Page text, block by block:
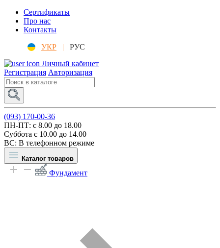
Сертификаты
Про нас
Контакты
УКР |
РУС
Личный кабинет
Регистрация Авторизация
(093) 170-00-36
ПН-ПТ: c 8.00 до 18.00
Суббота с 10.00 до 14.00
ВС: В телефонном режиме
Каталог товаров
Фундамент